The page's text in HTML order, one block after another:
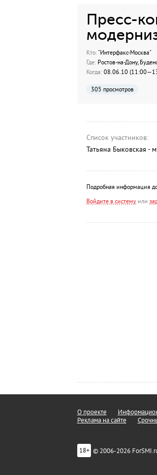
Пресс-
Кто:"Интерфакс-Москва"
Где:Ростов-на-Дону,
Когда:08.06.10
305 просмотров
Список участников:
Татьяна Быковская -
Подробная информация
Войдите в системуили
О проекте
Реклама на сайте
18+ © 2006-2026